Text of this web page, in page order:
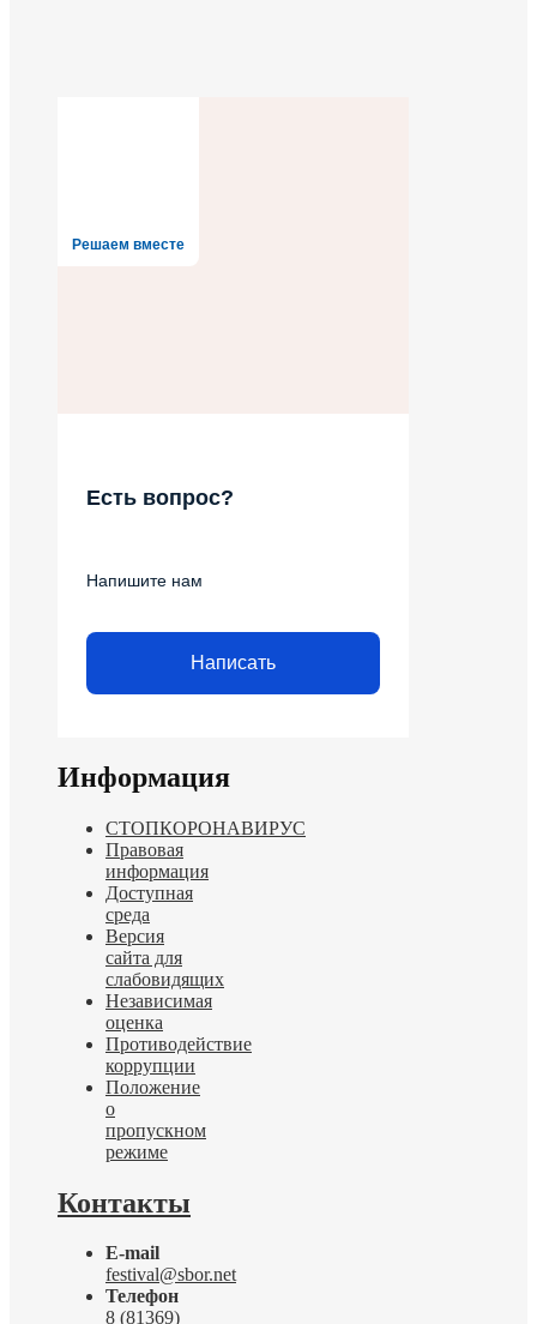
Решаем вместе
Есть вопрос?
Напишите нам
Написать
Информация
СТОПКОРОНАВИРУС
Правовая
информация
Доступная
среда
Версия
сайта для
слабовидящих
Независимая
оценка
Противодействие
коррупции
Положение
о
пропускном
режиме
Контакты
E-mail
festival@sbor.net
Телефон
8 (81369)